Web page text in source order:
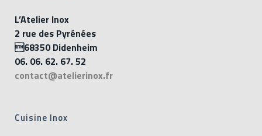
L’Atelier Inox
2 rue des Pyrénées
68350 Didenheim
06. 06. 62. 67. 52
contact@atelierinox.fr
Cuisine Inox